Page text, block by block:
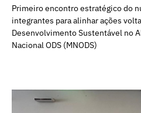
Primeiro encontro estratégico do
integrantes para alinhar ações
Desenvolvimento Sustentável no
Nacional ODS (MNODS)